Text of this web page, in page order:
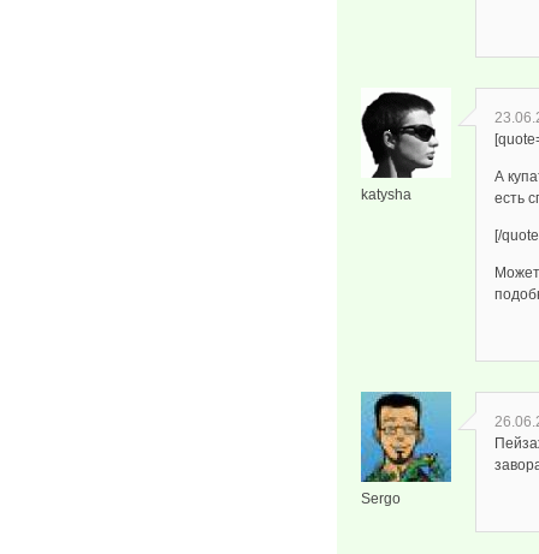
katysha
А
есть
[/
Sergo